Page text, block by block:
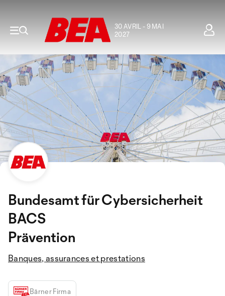
30 AVRIL - 9 MAI
2027
Bundesamt für Cybersicherheit
BACS
Prävention
Banques, assurances et prestations
Bärner Firma